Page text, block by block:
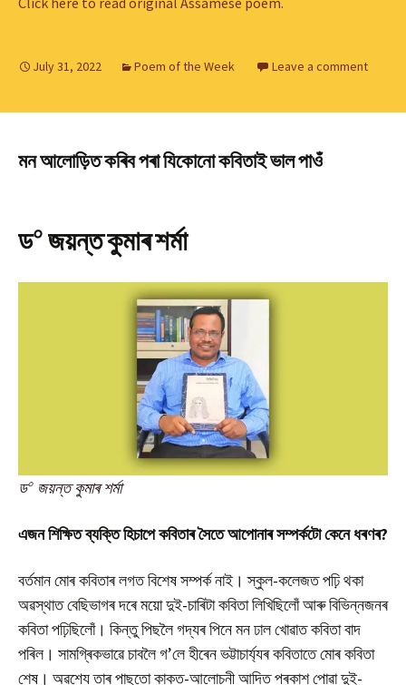
July 31, 2022 Poem of the Week Leave a comment
মন আলোড়িত কৰিব পৰা যিকোনো কবিতাই ভাল পাওঁ
ড০ জয়ন্ত কুমাৰ শৰ্মা
ড০ জয়ন্ত কুমাৰ শৰ্মা
এজন শিক্ষিত ব্যক্তি হিচাপে কবিতাৰ সৈতে আপোনাৰ সম্পৰ্কটো কেনে ধৰণৰ?
বৰ্তমান মোৰ কবিতাৰ লগত বিশেষ সম্পৰ্ক নাই। স্কুল-কলেজত পঢ়ি থকা
অৱস্থাত বেছিভাগৰ দৰে ময়ো দুই-চাৰিটা কবিতা লিখিছিলোঁ আৰু বিভিন্নজনৰ
কবিতা পঢ়িছিলোঁ। কিন্তু পিছলৈ গদ্যৰ পিনে মন ঢাল খোৱাত কবিতা বাদ
পৰিল। সামগ্ৰিকভাৱে চাবলৈ গ’লে হীৰেন ভট্টাচাৰ্য্যৰ কবিতাতে মোৰ কবিতা
শেষ। অৱশ্যে তাৰ পাছতো কাকত-আলোচনী আদিত প্ৰকাশ পোৱা দুই-